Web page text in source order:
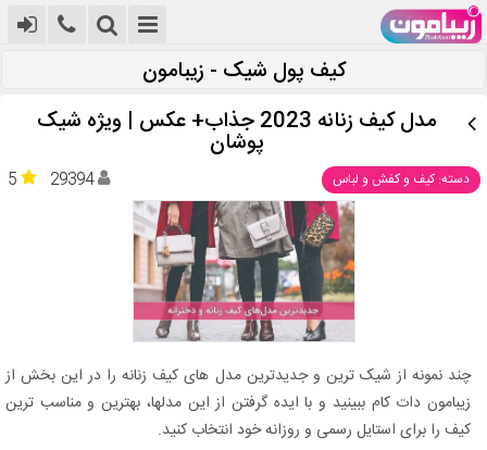
کیف پول شیک - زیبامون
مدل کیف زنانه 2023 جذاب+ عکس | ویژه شیک
پوشان
دسته: کیف و کفش و لباس 5 29394
چند نمونه از شیک ترین و جدیدترین مدل های کیف زنانه را در این بخش از
زیبامون دات کام ببینید و با ایده گرفتن از این مدلها، بهترین و مناسب ترین
کیف را برای استایل رسمی و روزانه خود انتخاب کنید.